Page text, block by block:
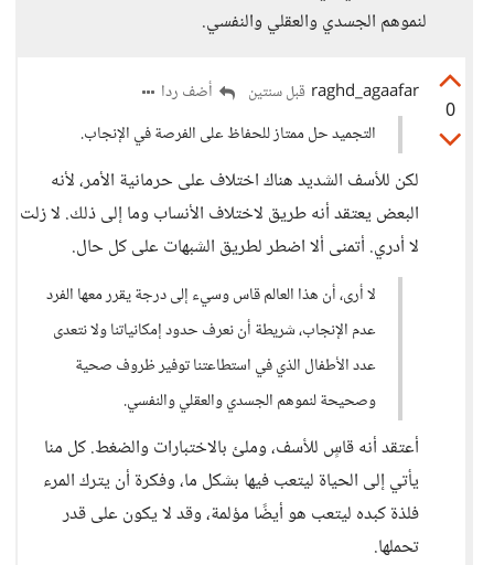
لنموهم الجسدي والعقلي والنفسي.
0
raghd_agaafar قبل سنتين
أضف ردا
التجميد حل ممتاز للحفاظ على الفرصة في الإنجاب.
لكن للأسف الشديد هناك اختلاف على حرمانية الأمر، لأنه
البعض يعتقد أنه طريق لاختلاف الأنساب وما إلى ذلك. لا زلت
لا أدري. أتمنى ألا اضطر لطريق الشبهات على كل حال.
لا أرى، أن هذا العالم قاس وسيء إلى درجة يقرر معها الفرد
عدم الإنجاب، شريطة أن نعرف حدود إمكانياتنا ولا نتعدى
عدد الأطفال الذي في استطاعتنا توفير ظروف صحية
وصحيحة لنموهم الجسدي والعقلي والنفسي.
أعتقد أنه قاسٍ للأسف، وملئ بالاختبارات والضغط. كل منا
يأتي إلى الحياة ليتعب فيها بشكل ما، وفكرة أن يترك المرء
فلذة كبده ليتعب هو أيضًا مؤلمة، وقد لا يكون على قدر
تحملها.